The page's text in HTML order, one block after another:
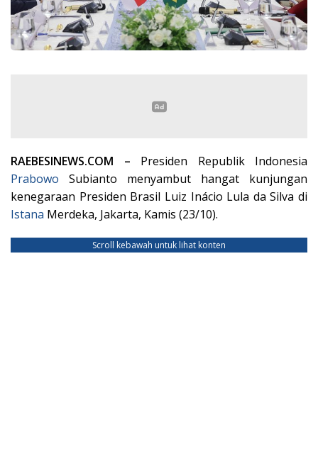
RAEBESINEWS.COM – Presiden Republik Indonesia
Prabowo Subianto menyambut hangat kunjungan
kenegaraan Presiden Brasil Luiz Inácio Lula da Silva di
Istana Merdeka, Jakarta, Kamis (23/10).
Scroll kebawah untuk lihat konten